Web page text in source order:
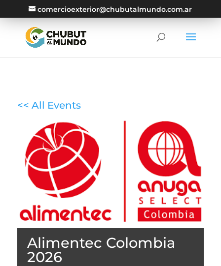
comercioexterior@chubutalmundo.com.ar
<< All Events
Alimentec Colombia
2026